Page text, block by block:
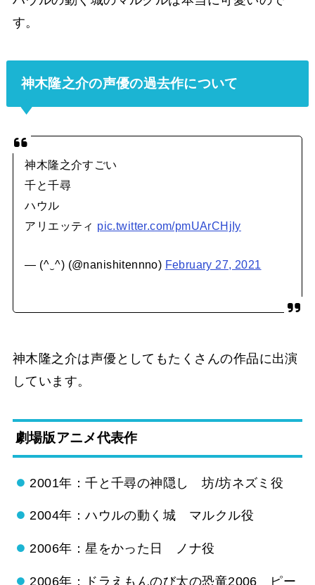
す。
神木隆之介の声優の過去作について
神木隆之介すごい
千と千尋
ハウル
アリエッティ pic.twitter.com/pmUArCHjIy
— (^‿^) (@nanishitennno) February 27, 2021
神木隆之介は声優としてもたくさんの作品に出演
しています。
劇場版アニメ代表作
2001年：千と千尋の神隠し 坊/坊ネズミ役
2004年：ハウルの動く城 マルクル役
2006年：星をかった日 ノナ役
2006年：ドラえもんのび太の恐竜2006 ピー